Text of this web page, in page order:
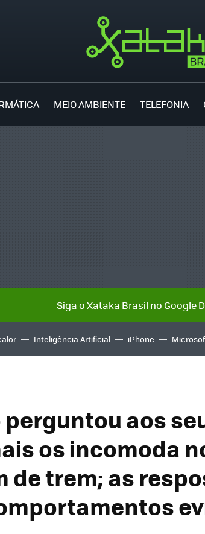
MEIO AMBIENTE TELEFONIA
Siga o Xataka Brasil no Google
Inteligência Artificial iPhone
perguntou aos
os incomoda
de trem; as